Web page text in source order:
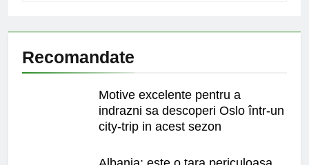
Recomandate
Motive excelente pentru a
indrazni sa descoperi Oslo într-un
city-trip in acest sezon